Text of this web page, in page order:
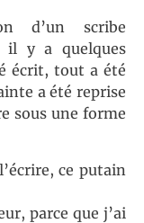
d’un scribe
il y a quelques
écrit, tout a été
a été reprise
sous une forme
ce putain
parce que j’ai